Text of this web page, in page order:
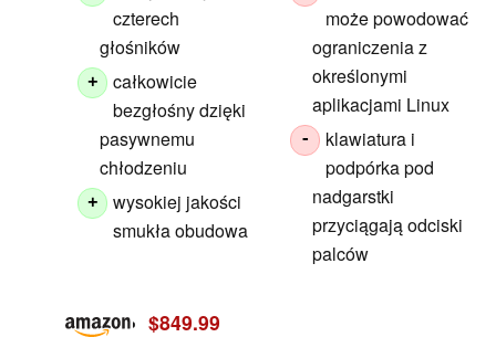
czterech
głośników
+
całkowicie
bezgłośny dzięki
pasywnemu
chłodzeniu
+
wysokiej jakości
smukła obudowa
może powodować
ograniczenia z
określonymi
aplikacjami Linux
-
klawiatura i
podpórka pod
nadgarstki
przyciągają odciski
palców
$849.99